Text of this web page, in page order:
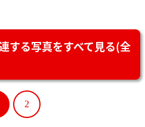
する写真をすべて見る(全
2